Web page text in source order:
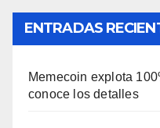
ENTRADAS
Memecoin explota
conoce los detalles